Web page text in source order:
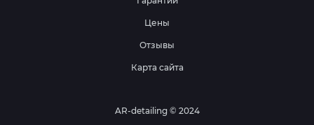
AR-detailing © 2024
Цены
Отзывы
Карта сайта